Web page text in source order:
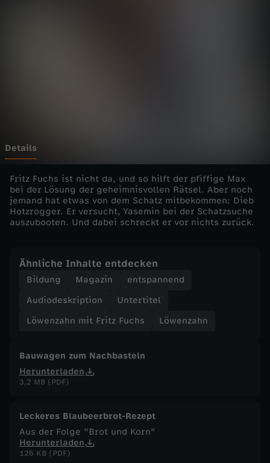
F
r
i
z
F
u
c
h
s
-
Details
Fritz Fuchs ist nicht da, und so hilft der pfiffige Max
bei der Lösung der geheimnisvollen Rätsel. Aber noch
jemand hat etwas von dem Schatz mitbekommen: Dieb
Hotzrogger. Er versucht, Yasemin bei der Schatzsuche
auszubooten. Und dabei schreckt er vor nichts zurück.
Ähnliche Inhalte entdecken
Bildung Magazin
entspannend
Audiodeskription
Untertitel
Löwenzahn mit Fritz Fuchs
Löwenzahn
Bauwagen zum Nachbasteln
Herunterladen
3,2 MB (PDF)
Leckeres Blaubeerbrot-Rezept
Aus der Folge "Brot und Korn"
Herunterladen
126 KB (PDF)